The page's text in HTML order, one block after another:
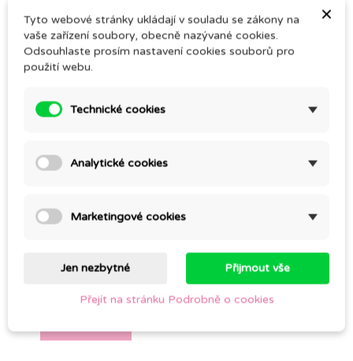
E-mailové adresy
Souhlasím se zpracováním osobních (GDPR)
×
Tyto webové stránky ukládají v souladu se zákony na
vaše zařízení soubory, obecně nazývané cookies.
Odsouhlaste prosím nastavení cookies souborů pro
použití webu.
Technické cookies
Analytické cookies
Marketingové cookies
Jen nezbytné Přijmout vše
Přejít na stránku Podrobně o cookies